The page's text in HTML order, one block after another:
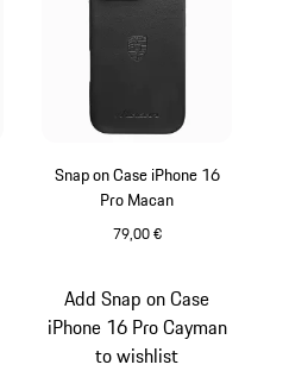
Snap on Case iPhone 16
Pro Macan
79,00 €
Add Snap on Case
iPhone 16 Pro Cayman
to wishlist